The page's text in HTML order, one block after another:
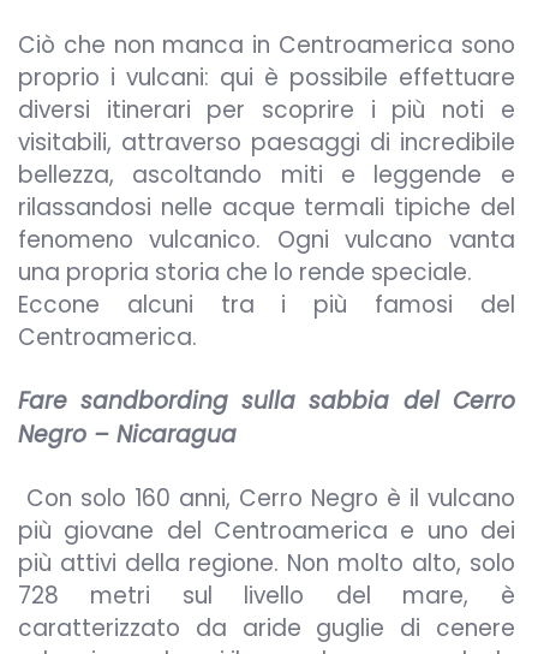
Ciò che non manca in Centroamerica sono
proprio i vulcani: qui è possibile effettuare
diversi itinerari per scoprire i più noti e
visitabili, attraverso paesaggi di incredibile
bellezza, ascoltando miti e leggende e
rilassandosi nelle acque termali tipiche del
fenomeno vulcanico. Ogni vulcano vanta
una propria storia che lo rende speciale.
Eccone alcuni tra i più famosi del
Centroamerica.
Fare sandbording sulla sabbia del Cerro
Negro – Nicaragua
Con solo 160 anni, Cerro Negro è il vulcano
più giovane del Centroamerica e uno dei
più attivi della regione. Non molto alto, solo
728 metri sul livello del mare, è
caratterizzato da aride guglie di cenere